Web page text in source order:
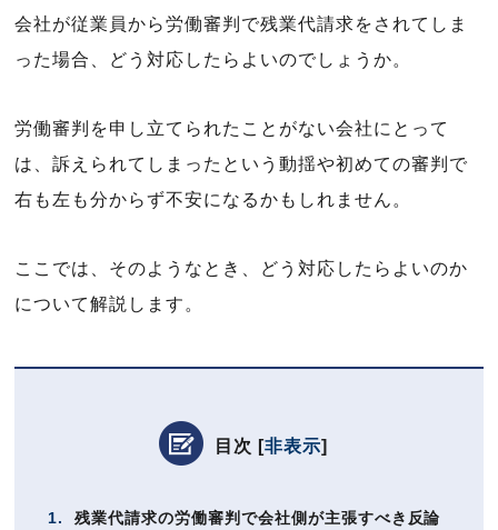
会社が従業員から労働審判で残業代請求をされてしま
った場合、どう対応したらよいのでしょうか。
労働審判を申し立てられたことがない会社にとって
は、訴えられてしまったという動揺や初めての審判で
右も左も分からず不安になるかもしれません。
ここでは、そのようなとき、どう対応したらよいのか
について解説します。
目次 [非表示]
1.
残業代請求の労働審判で会社側が主張すべき反論